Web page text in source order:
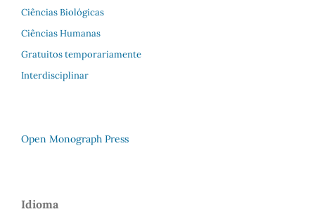
Ciências Biológicas
Ciências Humanas
Gratuitos temporariamente
Interdisciplinar
Open Monograph Press
Idioma